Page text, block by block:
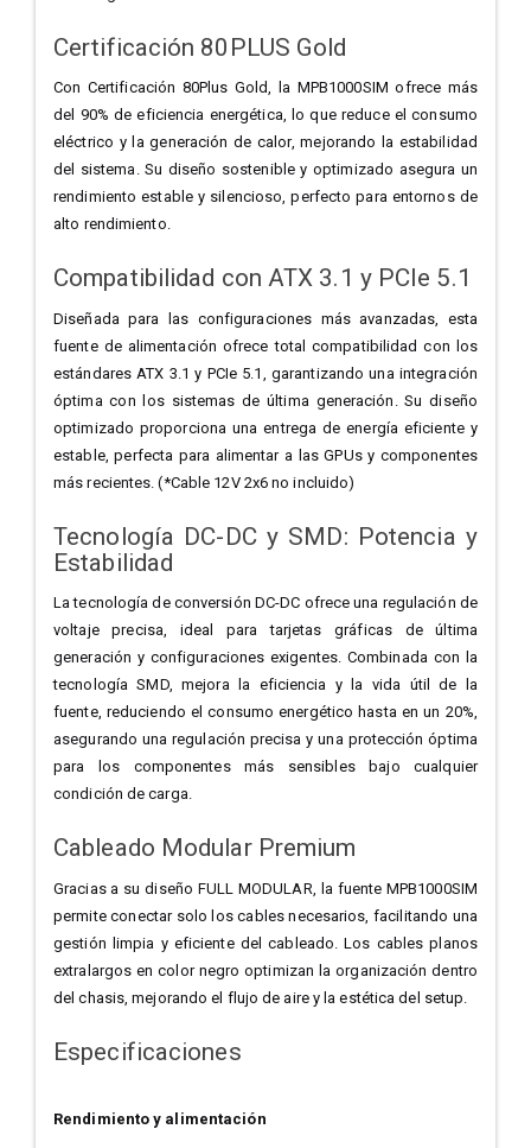
Certificación 80PLUS Gold
Con Certificación 80Plus Gold, la MPB1000SIM ofrece más
del 90% de eficiencia energética, lo que reduce el consumo
eléctrico y la generación de calor, mejorando la estabilidad
del sistema. Su diseño sostenible y optimizado asegura un
rendimiento estable y silencioso, perfecto para entornos de
alto rendimiento.
Compatibilidad con ATX 3.1 y PCIe 5.1
Diseñada para las configuraciones más avanzadas, esta
fuente de alimentación ofrece total compatibilidad con los
estándares ATX 3.1 y PCIe 5.1, garantizando una integración
óptima con los sistemas de última generación. Su diseño
optimizado proporciona una entrega de energía eficiente y
estable, perfecta para alimentar a las GPUs y componentes
más recientes. (*Cable 12V 2x6 no incluido)
Tecnología DC-DC y SMD: Potencia y
Estabilidad
La tecnología de conversión DC-DC ofrece una regulación de
voltaje precisa, ideal para tarjetas gráficas de última
generación y configuraciones exigentes. Combinada con la
tecnología SMD, mejora la eficiencia y la vida útil de la
fuente, reduciendo el consumo energético hasta en un 20%,
asegurando una regulación precisa y una protección óptima
para los componentes más sensibles bajo cualquier
condición de carga.
Cableado Modular Premium
Gracias a su diseño FULL MODULAR, la fuente MPB1000SIM
permite conectar solo los cables necesarios, facilitando una
gestión limpia y eficiente del cableado. Los cables planos
extralargos en color negro optimizan la organización dentro
del chasis, mejorando el flujo de aire y la estética del setup.
Especificaciones
Rendimiento y alimentación